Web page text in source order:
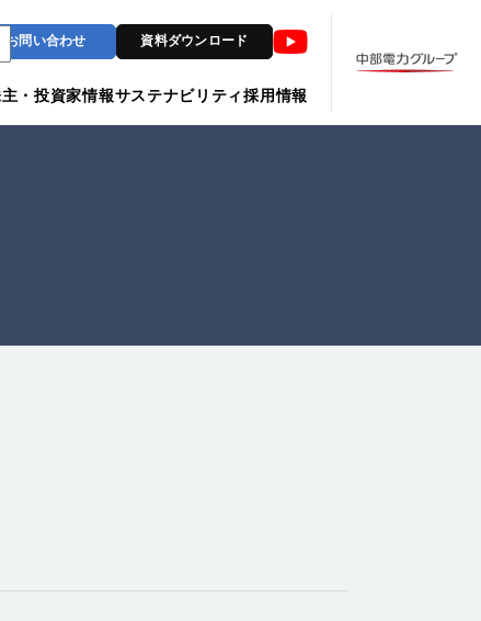
お問い合わせ 資料ダウンロード
・投資家情報サステナビリティ採用情報